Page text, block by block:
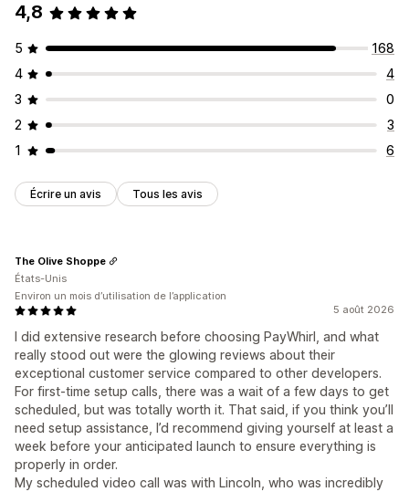
4,8
5
168
4
4
3
0
2
3
1
6
Écrire un avis Tous les avis
5 août 2026
I did extensive research before choosing PayWhirl, and what
really stood out were the glowing reviews about their
exceptional customer service compared to other developers.
For first-time setup calls, there was a wait of a few days to get
scheduled, but was totally worth it. That said, if you think you’ll
need setup assistance, I’d recommend giving yourself at least a
week before your anticipated launch to ensure everything is
properly in order.
My scheduled video call was with Lincoln, who was incredibly
The Olive Shoppe
États-Unis
Environ un mois d’utilisation de l’application